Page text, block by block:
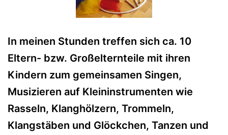
In meinen Stunden treffen sich ca. 10
Eltern- bzw. Großelternteile mit ihren
Kindern zum gemeinsamen Singen,
Musizieren auf Kleininstrumenten wie
Rasseln, Klanghölzern, Trommeln,
Klangstäben und Glöckchen, Tanzen und